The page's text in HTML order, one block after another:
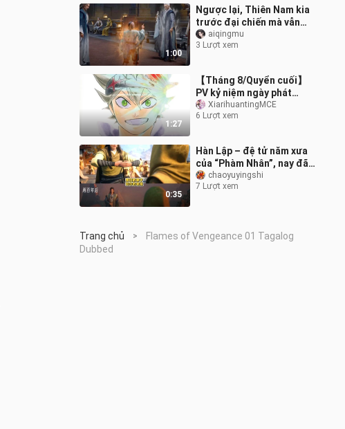
1:00
Ngược lại, Thiên Nam kia
trước đại chiến mà vẫn
đoàn kết đến thế, khiến
Hỏa Long phải “đụng”
aiqingmu
3 Lượt xem
1:27
【Tháng 8/Quyển cuối】
PV kỷ niệm ngày phát
hành tập cuối cùng (tập
38) của manga “Black
XiarihuantingMCE
6 Lượt xem
0:35
Hàn Lập – đệ tử năm xưa
của “Phàm Nhân”, nay đã
trở thành vị lão tổ Hàn Lập!
chaoyuyingshi
7 Lượt xem
Trang chủ >
Flames of Vengeance 01 Tagalog
Dubbed